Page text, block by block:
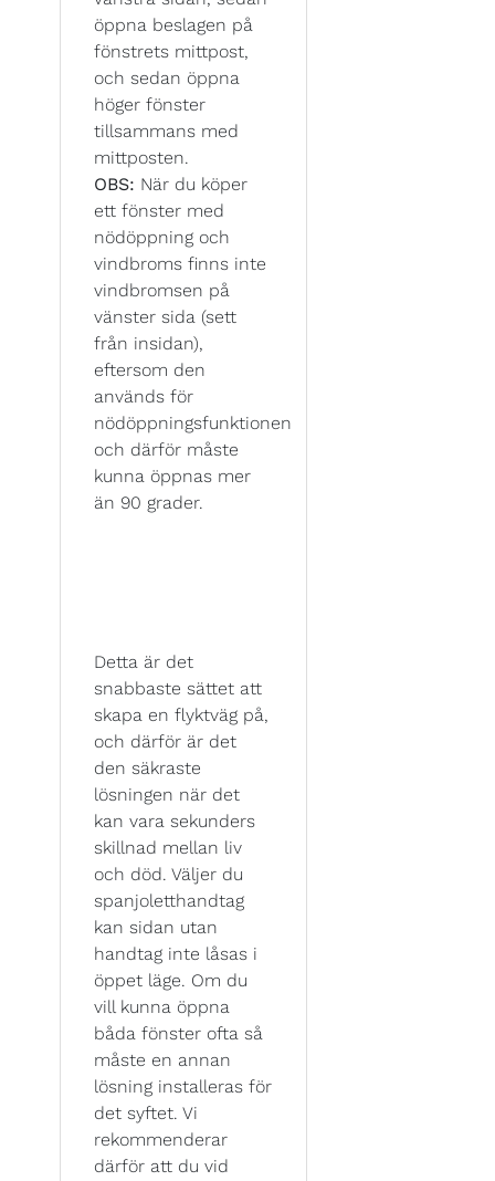
öppna beslagen på
fönstrets mittpost,
och sedan öppna
höger fönster
tillsammans med
mittposten.
OBS: När du köper
ett fönster med
nödöppning och
vindbroms finns inte
vindbromsen på
vänster sida (sett
från insidan),
eftersom den
används för
nödöppningsfunktionen
och därför måste
kunna öppnas mer
än 90 grader.
Detta är det
snabbaste sättet att
skapa en flyktväg på,
och därför är det
den säkraste
lösningen när det
kan vara sekunders
skillnad mellan liv
och död. Väljer du
spanjoletthandtag
kan sidan utan
handtag inte låsas i
öppet läge. Om du
vill kunna öppna
båda fönster ofta så
måste en annan
lösning installeras för
det syftet. Vi
rekommenderar
därför att du vid